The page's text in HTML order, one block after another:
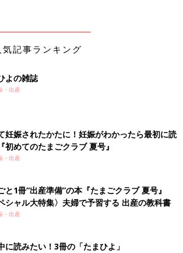
記事ランキング
よの雑誌
・出産
妊娠されたかたに！妊娠がわかったら最初に読
初めてのたまごクラブ 夏号』
・出産
と1冊“出産準備”の本『たまごクラブ 夏号』
シャル大特集〉夫婦で予習する 出産の教科書
・出産
に読みたい！3冊の「たまひよ」